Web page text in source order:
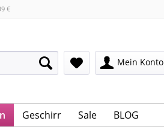
€
Mein Konto
Geschirr Sale BLOG